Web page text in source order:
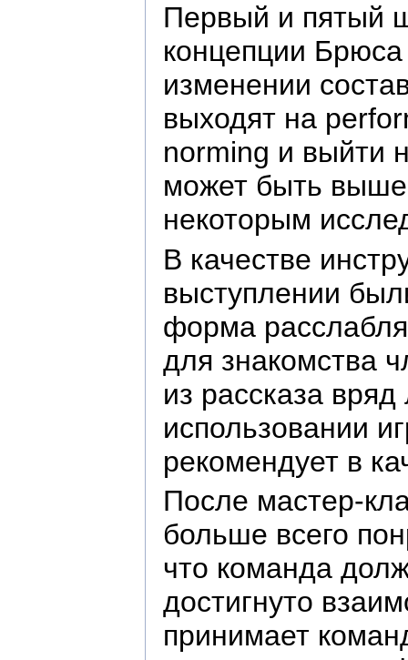
Первый и пятый
концепции
изменении
выходят на
norming и выйти
может быть выше
некоторым
В качестве
выступлении
форма
для знакомства
из рассказа
использовании
рекомендует в
После мастер-
больше всего
что команда
достигнуто
принимает